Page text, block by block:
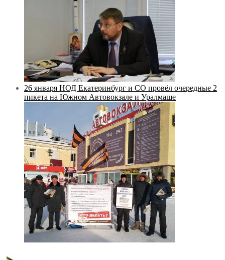
26 января НОД Екатеринбург и СО провёл очередные 2
пикета на Южном Автовокзале и Уралмаше